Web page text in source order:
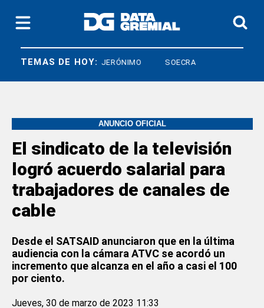
TEMAS DE HOY:
CRISTIAN JERÓNIMO SOECRA
ANUNCIO OFICIAL
El sindicato de la televisión
logró acuerdo salarial para
trabajadores de canales de
cable
Desde el SATSAID anunciaron que en la última
audiencia con la cámara ATVC se acordó un
incremento que alcanza en el año a casi el 100
por ciento.
Jueves, 30 de marzo de 2023 11:33